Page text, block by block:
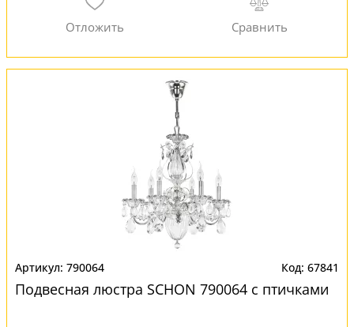
790064 67841
Подвесная люстра SCHON 790064 с птичками